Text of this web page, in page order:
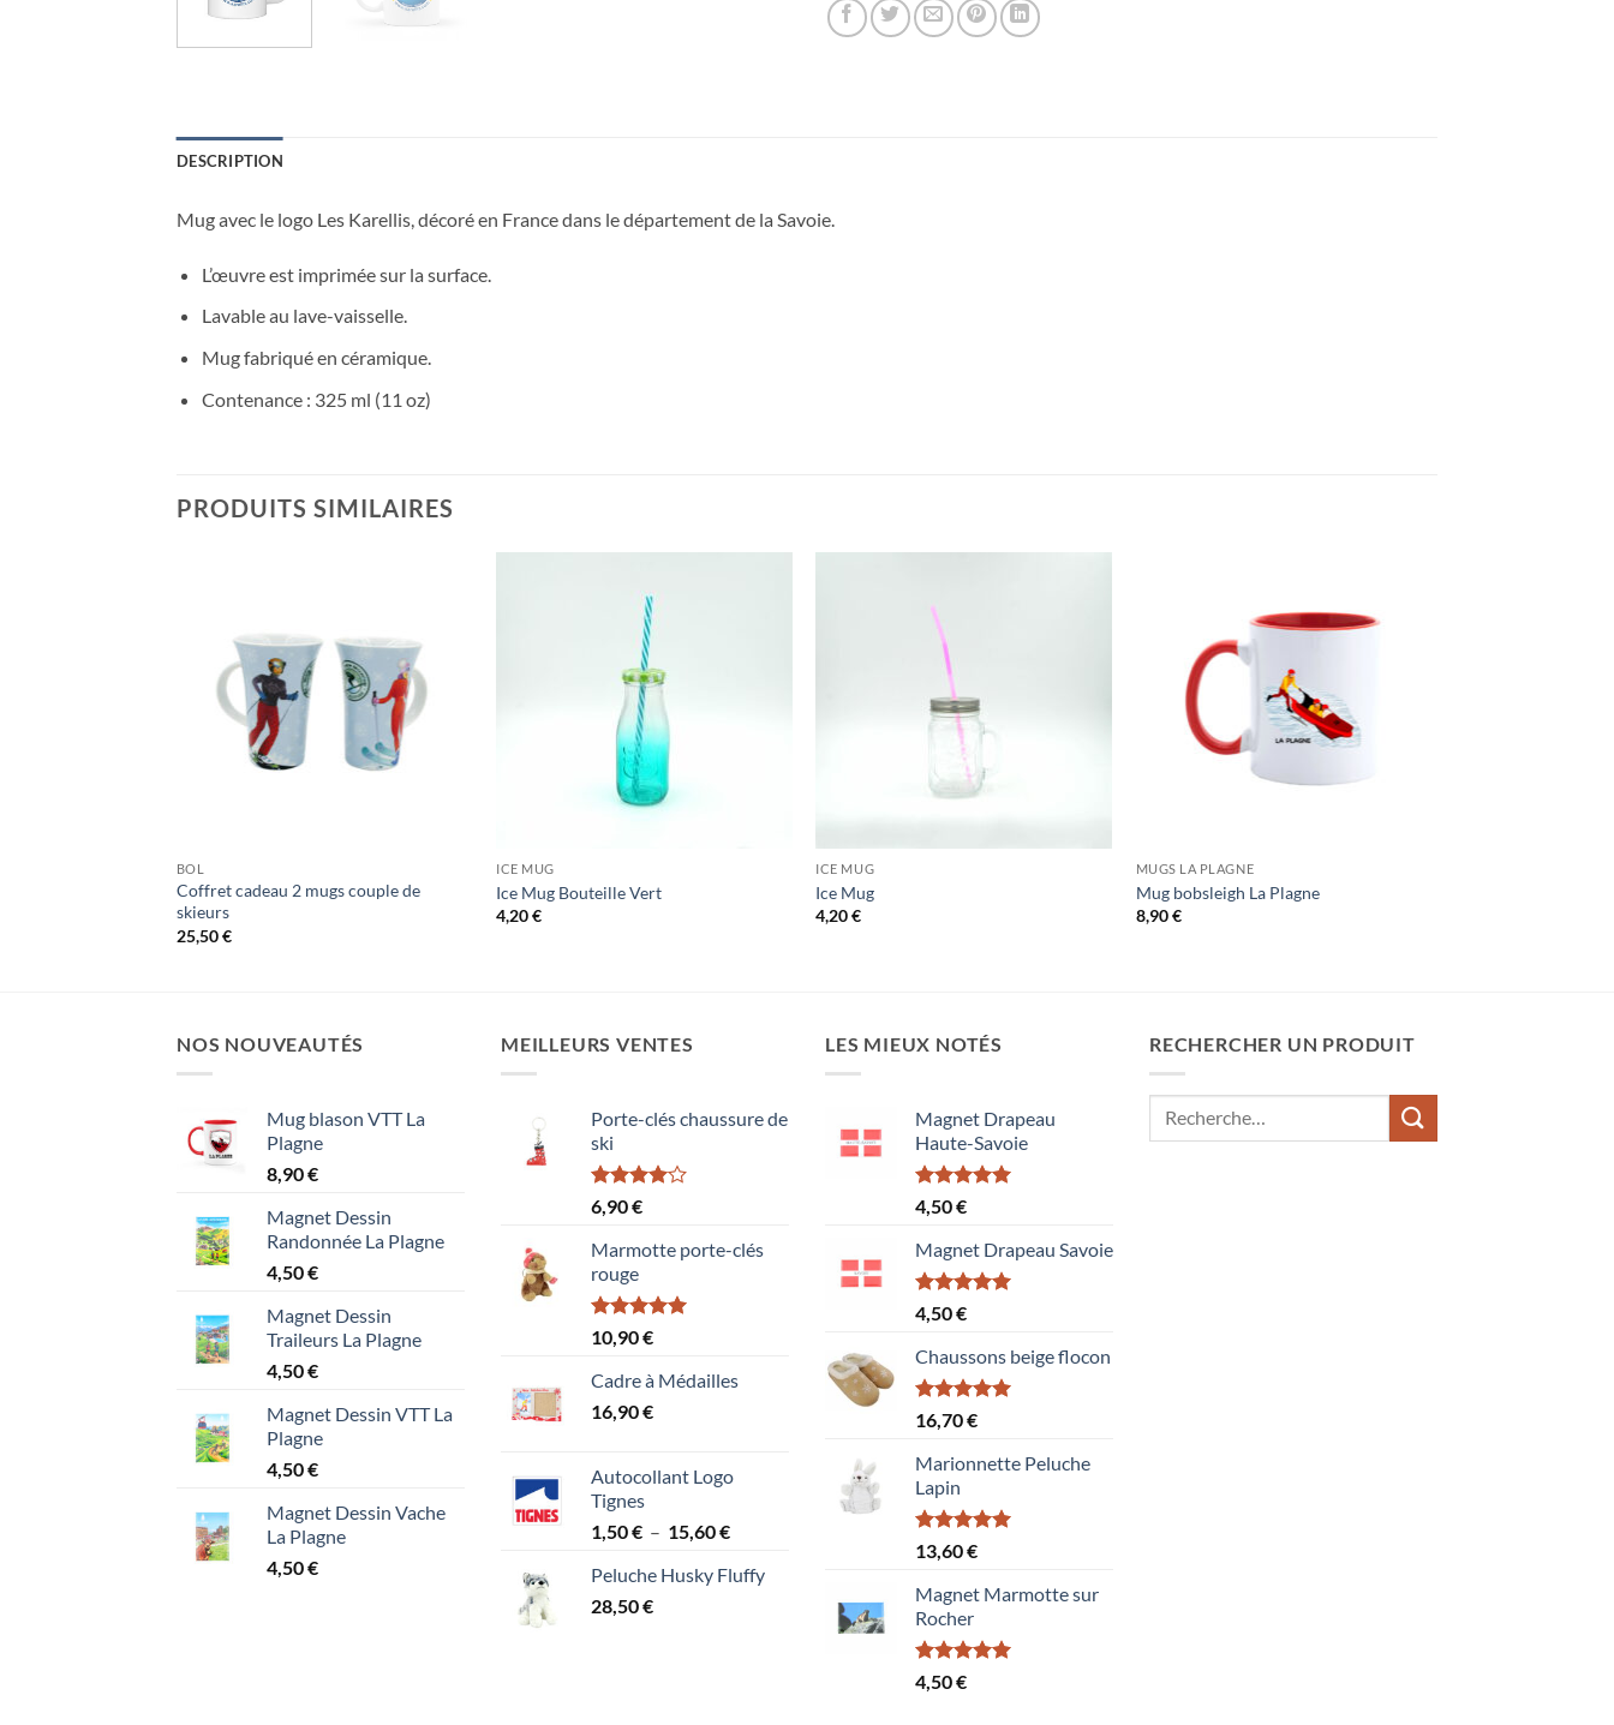
DESCRIPTION
Mug avec le logo Les Karellis, décoré en France dans le département de la Savoie.
L’œuvre est imprimée sur la surface.
Lavable au lave-vaisselle.
Mug fabriqué en céramique.
Contenance : 325 ml (11 oz)
PRODUITS SIMILAIRES
BOL
Coffret cadeau 2 mugs couple de
skieurs
25,50€
ICE MUG
Ice Mug Bouteille Vert
4,20€
ICE MUG
Ice Mug
4,20€
MUGS LA PLAGNE
Mug bobsleigh La Plagne
8,90€
NOS NOUVEAUTÉS
Mug blason VTT La
Plagne
8,90€
Magnet Dessin
Randonnée La Plagne
4,50€
Magnet Dessin
Traileurs La Plagne
4,50€
Magnet Dessin VTT La
Plagne
4,50€
Magnet Dessin Vache
La Plagne
4,50€
MEILLEURS VENTES
Porte-clés chaussure de
ski
Note
4.00
5
6,90€
Marmotte porte-clés
rouge
Note5.00
sur 5
10,90€
Cadre à Médailles
16,90€
Autocollant Logo
Tignes
1,50€ – 15,60€Plage
prix :
Peluche Husky Fluffy
28,50€
LES MIEUX NOTÉS
Magnet Drapeau
Haute-Savoie
Note5.00
sur 5
4,50€
Magnet Drapeau Savoie
Note5.00
sur 5
4,50€
Chaussons beige flocon
Note5.00
sur 5
16,70€
Marionnette Peluche
Lapin
Note5.00
sur 5
13,60€
Magnet Marmotte sur
Rocher
Note5.00
sur 5
4,50€
RECHERCHER UN PRODUIT
Recherche